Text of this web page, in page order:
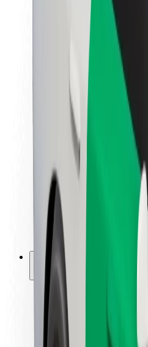
Fenntarthatóság a Boltnál
Project Zero
Sajtószoba
Brand
Küldetés
Befektetői kapcsolatok
Vezetőség
Márka
Média
Urban Fund
Biztonság
Utasbiztonság
Sofőr biztonság
E-roller biztonság